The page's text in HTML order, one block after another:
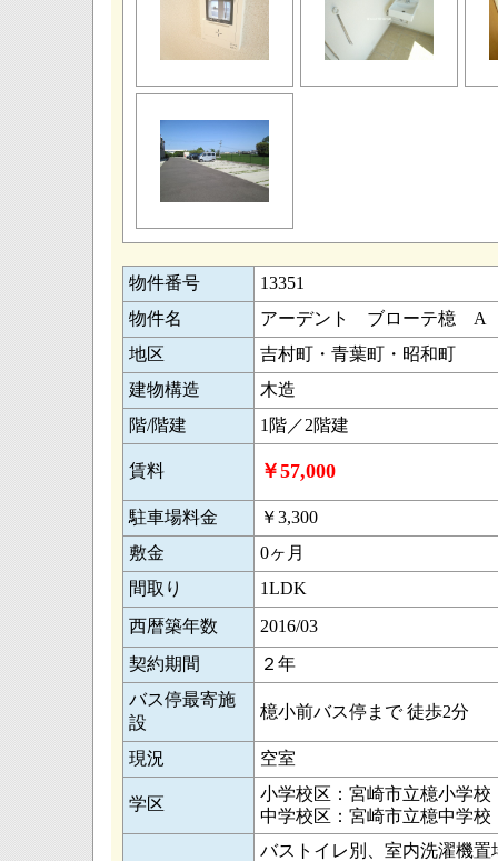
物件番号
13351
物件名
アーデント ブローテ檍 A
地区
吉村町・青葉町・昭和町
建物構造
木造
階/階建
1階／2階建
賃料 ￥57,000
駐車場料金
￥3,300
敷金
0ヶ月
間取り
1LDK
西暦築年数
2016/03
契約期間
２年
バス停最寄施
設
檍小前バス停まで 徒歩2分
現況 空室
学区
小学校区：宮崎市立檍小学校
中学校区：宮崎市立檍中学校
バストイレ別、室内洗濯機